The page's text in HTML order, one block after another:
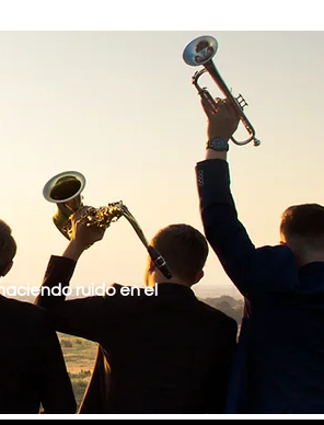
ruido en el